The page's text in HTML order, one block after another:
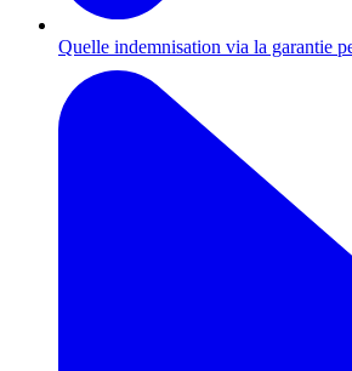
Quelle indemnisation via la garantie